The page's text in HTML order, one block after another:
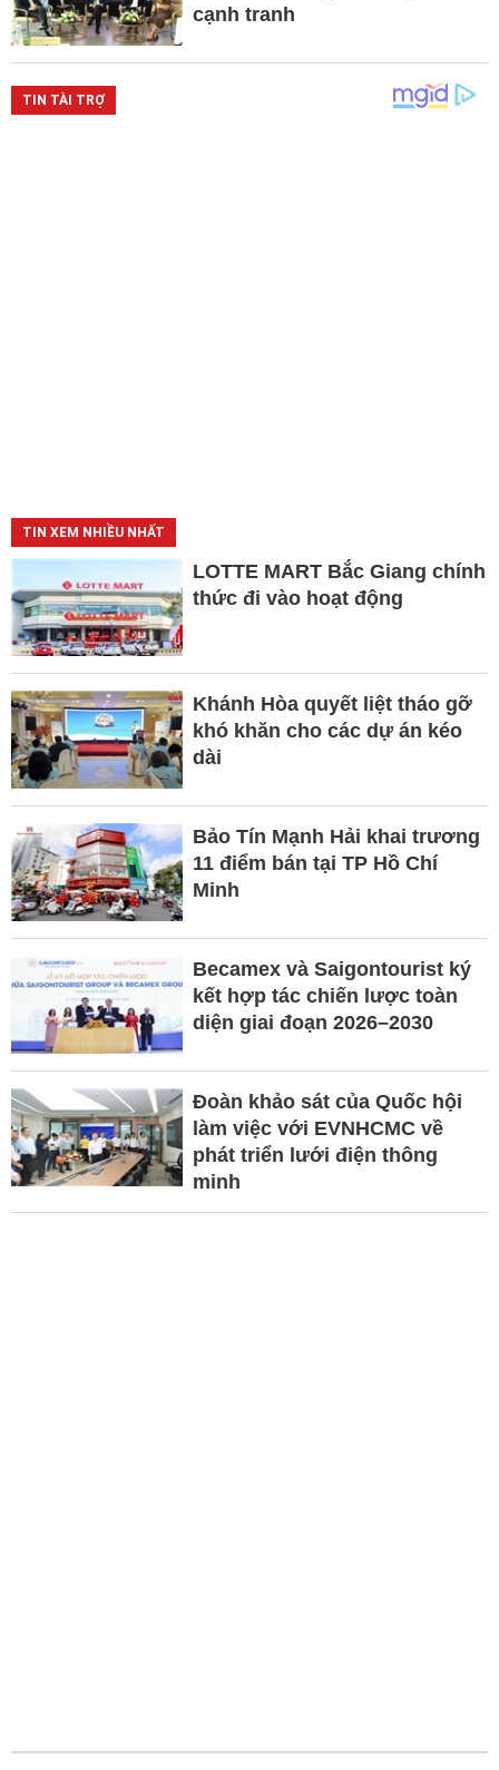
cạnh tranh
TIN XEM NHIỀU NHẤT
LOTTE MART Bắc Giang chính
thức đi vào hoạt động
Khánh Hòa quyết liệt tháo gỡ
khó khăn cho các dự án kéo
dài
Bảo Tín Mạnh Hải khai trương
11 điểm bán tại TP Hồ Chí
Minh
Becamex và Saigontourist ký
kết hợp tác chiến lược toàn
diện giai đoạn 2026–2030
Đoàn khảo sát của Quốc hội
làm việc với EVNHCMC về
phát triển lưới điện thông
minh